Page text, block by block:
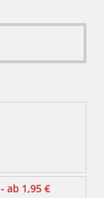
ab 1,95 €